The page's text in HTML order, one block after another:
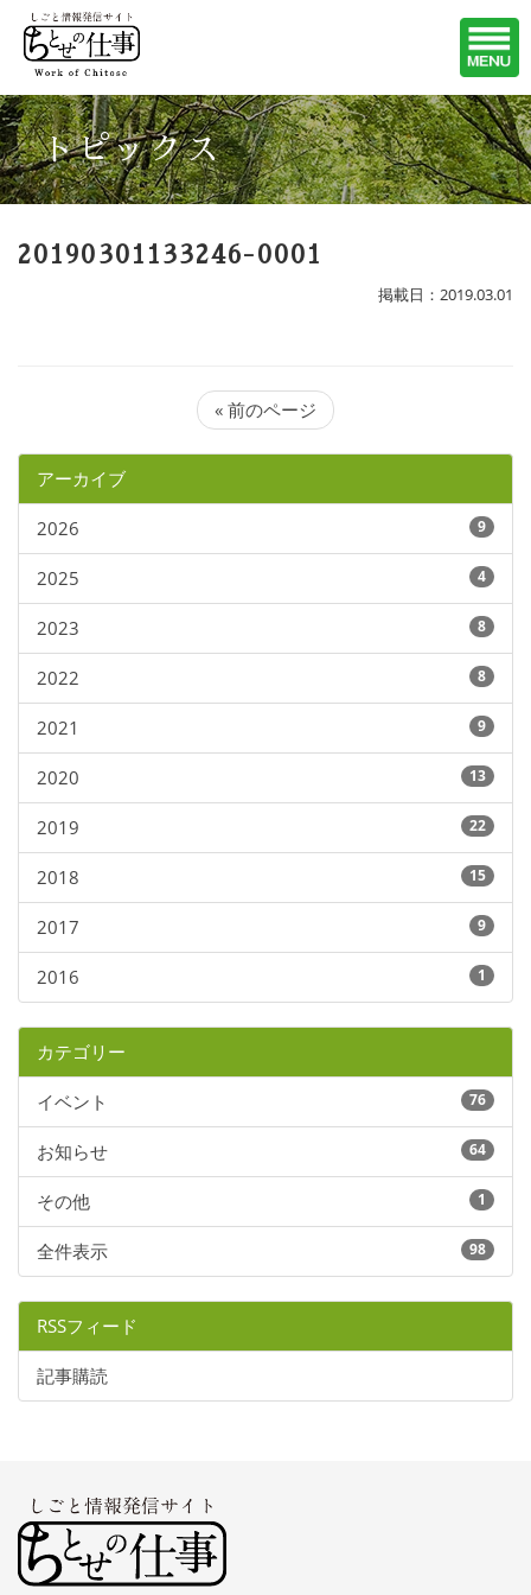
トピックス
20190301133246-0001
掲載日：2019.03.01
« 前のページ
アーカイブ
2026 9
2025 4
2023 8
2022 8
2021 9
2020 13
2019 22
2018 15
2017 9
2016 1
カテゴリー
イベント 76
お知らせ 64
その他 1
全件表示 98
RSSフィード
記事購読